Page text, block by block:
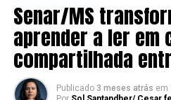
Senar/MS
aprender a ler em
compartilhada
Publicado 3 meses atrás em